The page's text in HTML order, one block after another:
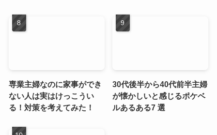
専業主婦なのに家事ができ
ない人は実はけっこうい
る！対策を考えてみた！
30代後半から40代前半主婦
が懐かしいと感じるポケベ
ルあるある7 選